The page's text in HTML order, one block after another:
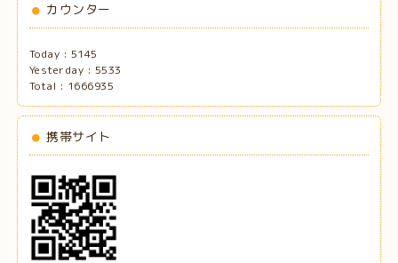
カウンター
Today : 5145
Yesterday : 5533
Total : 1666935
携帯サイト